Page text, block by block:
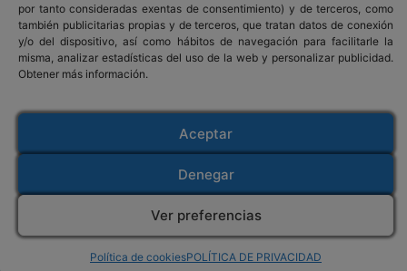
por tanto consideradas exentas de consentimiento) y de terceros, como
también publicitarias propias y de terceros, que tratan datos de conexión
y/o del dispositivo, así como hábitos de navegación para facilitarle la
misma, analizar estadísticas del uso de la web y personalizar publicidad.
Obtener más información.
Aceptar
Denegar
Ver preferencias
Política de cookiesPOLÍTICA DE PRIVACIDAD
Suministros de Pintor
Venta de materiales y accesorios para pintar
Accesorios
Limpieza y pulido
Herramientas y varios - Protección personal
Opciones y plazos de
Devoluciones
PRODUCTOS
¿ERES PINTOR PROFESIONAL?